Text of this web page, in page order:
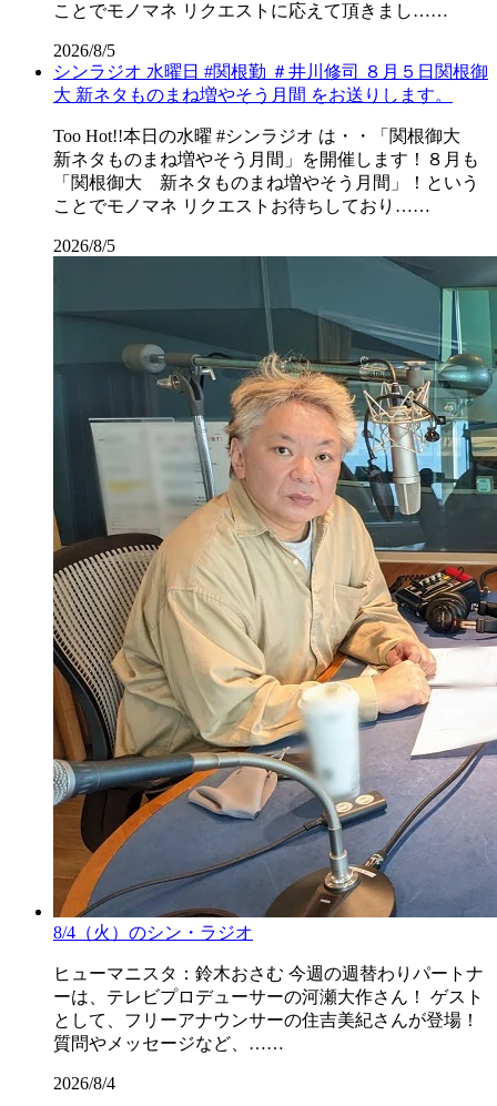
ことでモノマネ リクエストに応えて頂きまし……
2026/8/5
シンラジオ 水曜日 #関根勤 ＃井川修司 ８月５日関根御
大 新ネタものまね増やそう月間 をお送りします。
Too Hot!!本日の水曜 #シンラジオ は・・「関根御大
新ネタものまね増やそう月間」を開催します！８月も
「関根御大 新ネタものまね増やそう月間」！という
ことでモノマネ リクエストお待ちしており……
2026/8/5
8/4（火）のシン・ラジオ
ヒューマニスタ：鈴木おさむ 今週の週替わりパートナ
ーは、テレビプロデューサーの河瀬大作さん！ ゲスト
として、フリーアナウンサーの住吉美紀さんが登場！
質問やメッセージなど、……
2026/8/4